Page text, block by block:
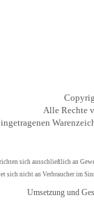
Alle Rechte
sich ausschließlich an
sich nicht an Verbraucher im
Umsetzung und